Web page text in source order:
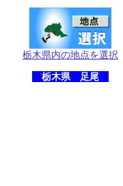
栃木県内の地点を選択
栃木県 足尾